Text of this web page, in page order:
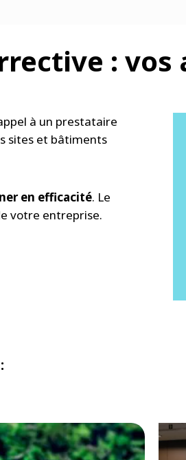
: vos
à un prestataire
sites et bâtiments
en efficacité. Le
votre entreprise.